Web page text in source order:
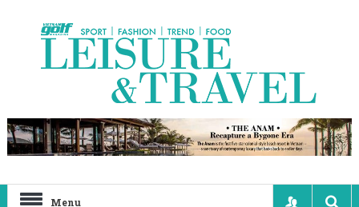
Menu